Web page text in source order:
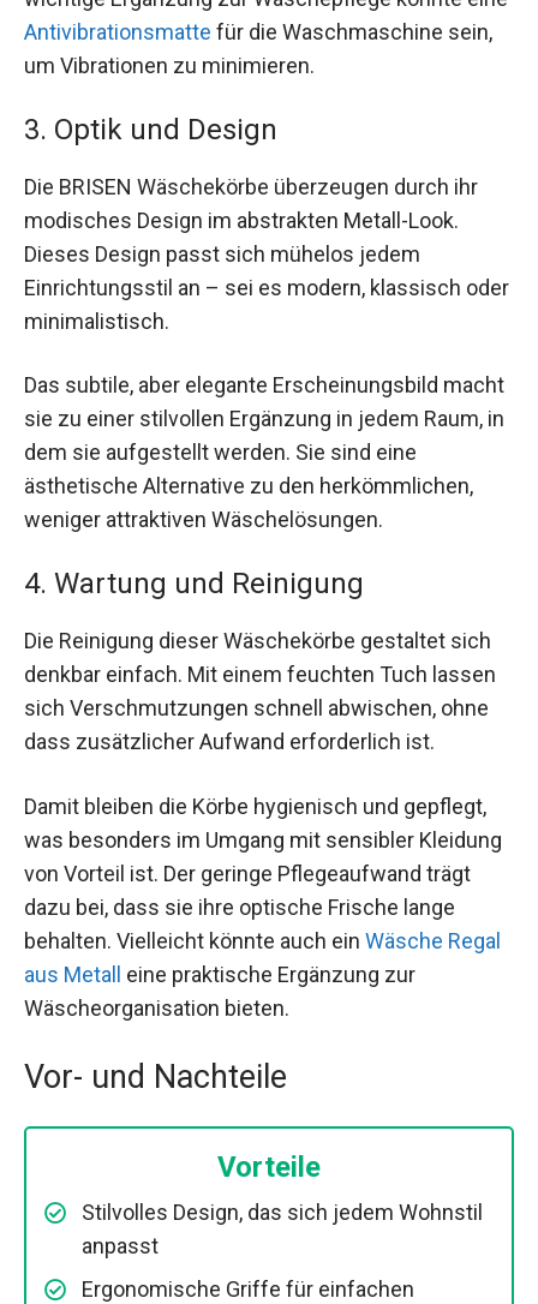
Antivibrationsmatte für die Waschmaschine sein,
um Vibrationen zu minimieren.
3. Optik und Design
Die BRISEN Wäschekörbe überzeugen durch ihr
modisches Design im abstrakten Metall-Look.
Dieses Design passt sich mühelos jedem
Einrichtungsstil an – sei es modern, klassisch oder
minimalistisch.
Das subtile, aber elegante Erscheinungsbild macht
sie zu einer stilvollen Ergänzung in jedem Raum, in
dem sie aufgestellt werden. Sie sind eine
ästhetische Alternative zu den herkömmlichen,
weniger attraktiven Wäschelösungen.
4. Wartung und Reinigung
Die Reinigung dieser Wäschekörbe gestaltet sich
denkbar einfach. Mit einem feuchten Tuch lassen
sich Verschmutzungen schnell abwischen, ohne
dass zusätzlicher Aufwand erforderlich ist.
Damit bleiben die Körbe hygienisch und gepflegt,
was besonders im Umgang mit sensibler Kleidung
von Vorteil ist. Der geringe Pflegeaufwand trägt
dazu bei, dass sie ihre optische Frische lange
behalten. Vielleicht könnte auch ein Wäsche Regal
aus Metall eine praktische Ergänzung zur
Wäscheorganisation bieten.
Vor- und Nachteile
Vorteile
Stilvolles Design, das sich jedem Wohnstil
anpasst
Ergonomische Griffe für einfachen